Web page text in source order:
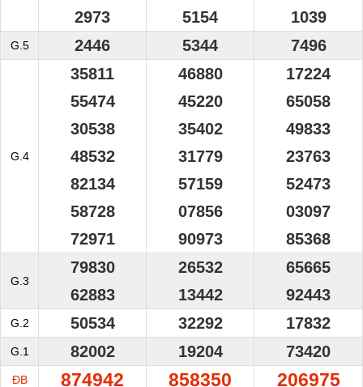
2973
5154
1039
G.5 2446 5344 7496
G.4
35811
55474
30538
48532
82134
58728
72971
46880
45220
35402
31779
57159
07856
90973
17224
65058
49833
23763
52473
03097
85368
G.3
79830
62883
26532
13442
65665
92443
G.2 50534 32292 17832
G.1 82002 19204 73420
ĐB 874942 858350 206975